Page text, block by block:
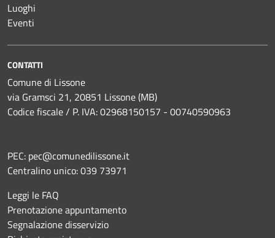
Luoghi
Eventi
CONTATTI
Comune di Lissone
via Gramsci 21, 20851 Lissone (MB)
Codice fiscale / P. IVA: 02968150157 - 00740590963
PEC: pec@comunedilissone.it
Centralino unico:039 73971
Leggi le FAQ
Prenotazione appuntamento
Segnalazione disservizio